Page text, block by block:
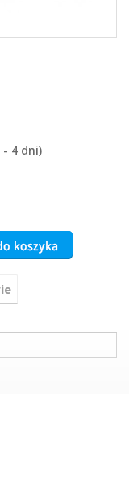
4 dni)